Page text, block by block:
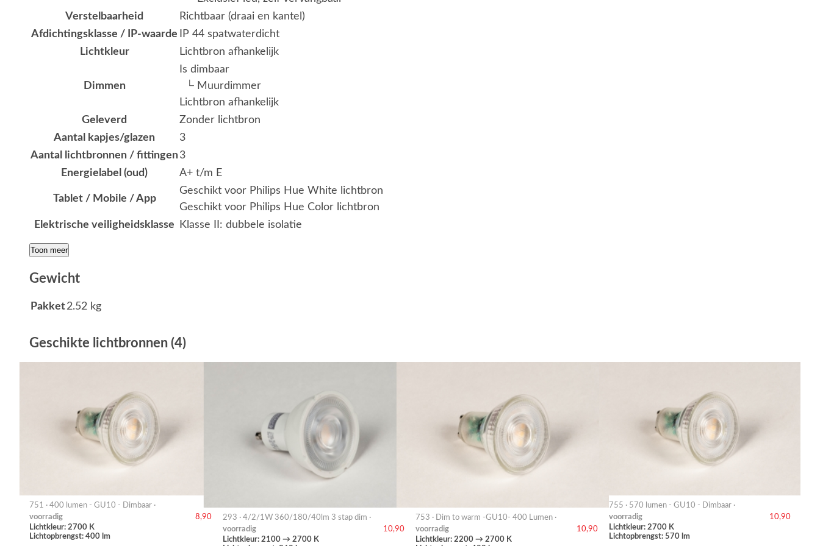
Verstelbaarheid
Richtbaar (draai en kantel)
Afdichtingsklasse / IP-waarde
IP 44 spatwaterdicht
Lichtkleur
Lichtbron afhankelijk
Dimmen
Is dimbaar
└ Muurdimmer
Lichtbron afhankelijk
Geleverd
Zonder lichtbron
Aantal kapjes/glazen
3
Aantal lichtbronnen / fittingen3
Energielabel (oud)
A+ t/m E
Tablet / Mobile / App
Geschikt voor Philips Hue White lichtbron
Geschikt voor Philips Hue Color lichtbron
Elektrische veiligheidsklasse
Klasse II: dubbele isolatie
Toon meer
Gewicht
Pakket2.52 kg
Geschikte lichtbronnen (4)
751 · 400 lumen - GU10 - Dimbaar ·
voorradig
8,90
Lichtkleur: 2700 K
Lichtopbrengst: 400 lm
293 · 4/2/1W 360/180/40lm 3 stap dim ·
voorradig
10,90
Lichtkleur: 2100 → 2700 K
753 · Dim to warm -GU10- 400 Lumen ·
voorradig
10,90
Lichtkleur: 2200 → 2700 K
755 · 570 lumen - GU10 - Dimbaar ·
voorradig
10,90
Lichtkleur: 2700 K
Lichtopbrengst: 570 lm